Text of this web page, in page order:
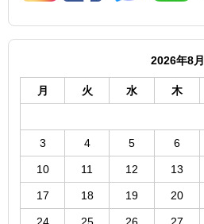
2026年8月
月 火 水 木
3 4 5 6
10 11 12 13
17 18 19 20
24 25 26 27